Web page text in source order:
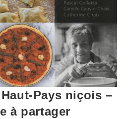
Pays niçois –
à partager